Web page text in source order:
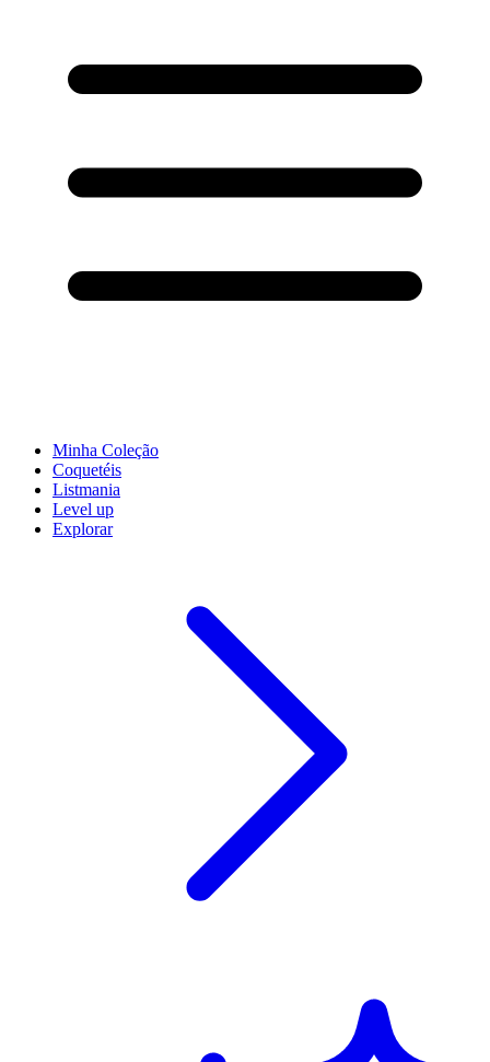
Minha Coleção
Coquetéis
Listmania
Level up
Explorar